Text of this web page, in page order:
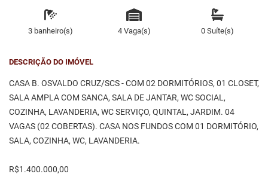
3 banheiro(s) 4 Vaga(s) 0 Suíte(s)
DESCRIÇÃO DO IMÓVEL
CASA B. OSVALDO CRUZ/SCS - COM 02 DORMITÓRIOS, 01 CLOSET,
SALA AMPLA COM SANCA, SALA DE JANTAR, WC SOCIAL,
COZINHA, LAVANDERIA, WC SERVIÇO, QUINTAL, JARDIM. 04
VAGAS (02 COBERTAS). CASA NOS FUNDOS COM 01 DORMITÓRIO,
SALA, COZINHA, WC, LAVANDERIA.
R$1.400.000,00